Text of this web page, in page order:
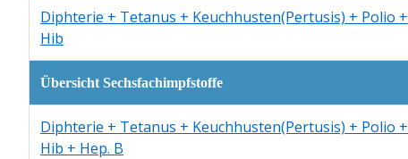
Diphterie + Tetanus + Keuchhusten(Pertusis) + Polio +
Hib
Übersicht Sechsfachimpfstoffe
Diphterie + Tetanus + Keuchhusten(Pertusis) + Polio +
Hib + Hep. B